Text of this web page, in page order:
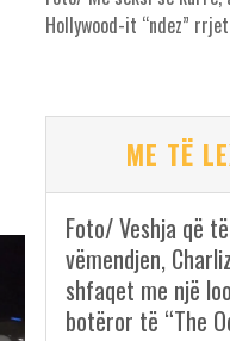
Hollywood-it “ndez”
ME TË
Foto/ Veshja që
vëmendjen,
shfaqet me një
botëror të “The